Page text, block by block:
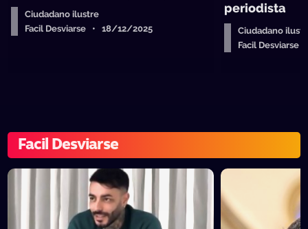
Ciudadano ilustre
Facil Desviarse • 18/12/2025
periodista
Ciudadano
Facil Desviarse
Facil Desviarse